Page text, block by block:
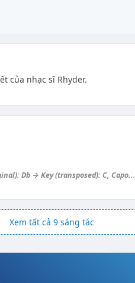
của nhạc sĩ Rhyder.
Db → Key (transposed): C, Capo...
Xem tất cả 9 sáng tác